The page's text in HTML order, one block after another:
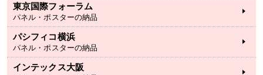
東京国際フォーラム
パネル・ポスターの納品
パシフィコ横浜
パネル・ポスターの納品
インテックス大阪